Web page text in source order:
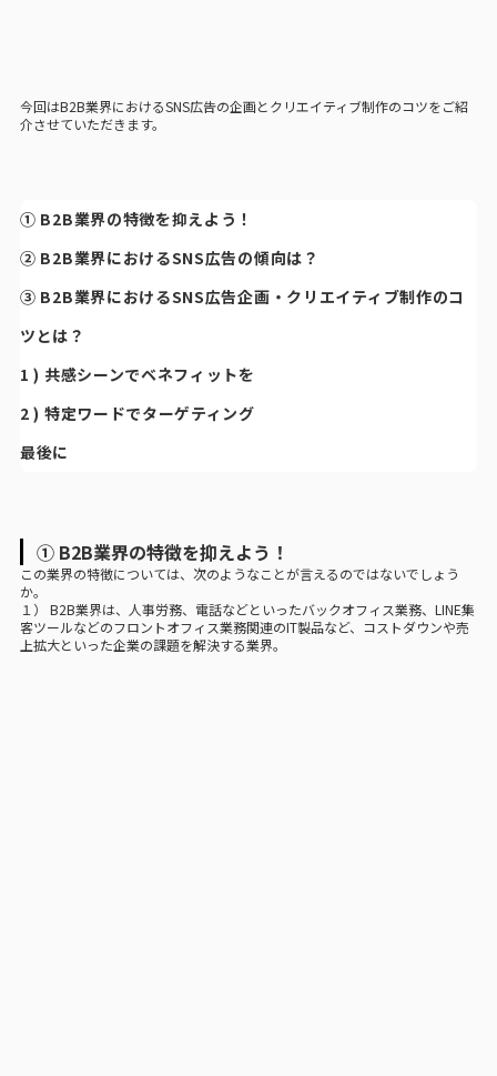
今回はB2B業界におけるSNS広告の企画とクリエイティブ制作のコツをご紹
介させていただきます。
① B2B業界の特徴を抑えよう！
② B2B業界におけるSNS広告の傾向は？
③ B2B業界におけるSNS広告企画・クリエイティブ制作のコ
ツとは？
1 ) 共感シーンでベネフィットを
2 ) 特定ワードでターゲティング
最後に
① B2B業界の特徴を抑えよう！
この業界の特徴については、次のようなことが言えるのではないでしょう
か。
１） B2B業界は、人事労務、電話などといったバックオフィス業務、LINE集
客ツールなどのフロントオフィス業務関連のIT製品など、コストダウンや売
上拡大といった企業の課題を解決する業界。